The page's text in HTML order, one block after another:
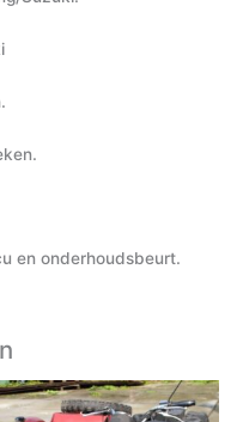
en onderhoudsbeurt.